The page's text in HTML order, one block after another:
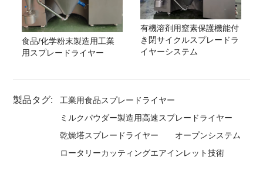
食品/化学粉末製造用工業
用スプレードライヤー
有機溶剤用窒素保護機能付
き閉サイクルスプレードラ
イヤーシステム
製品タグ:
工業用食品スプレードライヤー
ミルクパウダー製造用高速スプレードライヤー
乾燥塔スプレードライヤー
オープンシステム
ロータリーカッティングエアインレット技術